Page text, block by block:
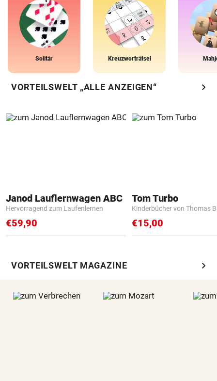
Solitär Kreuzworträtsel
VORTEILSWELT „ALLE ANZEIGEN“ chevron_right
Janod Lauflernwagen ABC
Hervorragend zum Laufenlernen
€59,90
Tom Turbo
Kinderbücher von Thomas
€15,00
VORTEILSWELT MAGAZINE chevron_right